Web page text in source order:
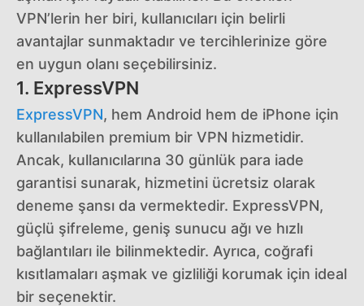
VPN’lerin her biri, kullanıcıları için belirli
avantajlar sunmaktadır ve tercihlerinize göre
en uygun olanı seçebilirsiniz.
1. ExpressVPN
ExpressVPN, hem Android hem de iPhone için
kullanılabilen premium bir VPN hizmetidir.
Ancak, kullanıcılarına 30 günlük para iade
garantisi sunarak, hizmetini ücretsiz olarak
deneme şansı da vermektedir. ExpressVPN,
güçlü şifreleme, geniş sunucu ağı ve hızlı
bağlantıları ile bilinmektedir. Ayrıca, coğrafi
kısıtlamaları aşmak ve gizliliği korumak için ideal
bir seçenektir.